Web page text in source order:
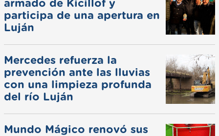
armado de Kicillof y
participa de una apertura en
Luján
Mercedes refuerza la
prevención ante las lluvias
con una limpieza profunda
del río Luján
Mundo Mágico renovó sus